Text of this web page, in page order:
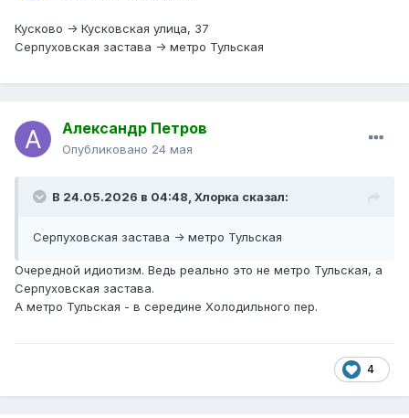
Кусково -> Кусковская улица, 37
Серпуховская застава -> метро Тульская
Александр Петров
Опубликовано 24 мая
В 24.05.2026 в 04:48, Хлорка сказал:
Серпуховская застава -> метро Тульская
Очередной идиотизм. Ведь реально это не метро Тульская, а
Серпуховская застава.
А метро Тульская - в середине Холодильного пер.
4